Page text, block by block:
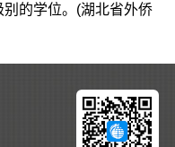
的学位。(湖北省外侨